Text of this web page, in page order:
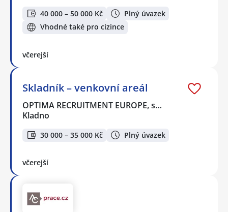
40 000 – 50 000 Kč
Plný úvazek
Vhodné také pro cizince
včerejší
Skladník – venkovní areál
OPTIMA RECRUITMENT EUROPE, s…
Kladno
30 000 – 35 000 Kč Plný úvazek
včerejší